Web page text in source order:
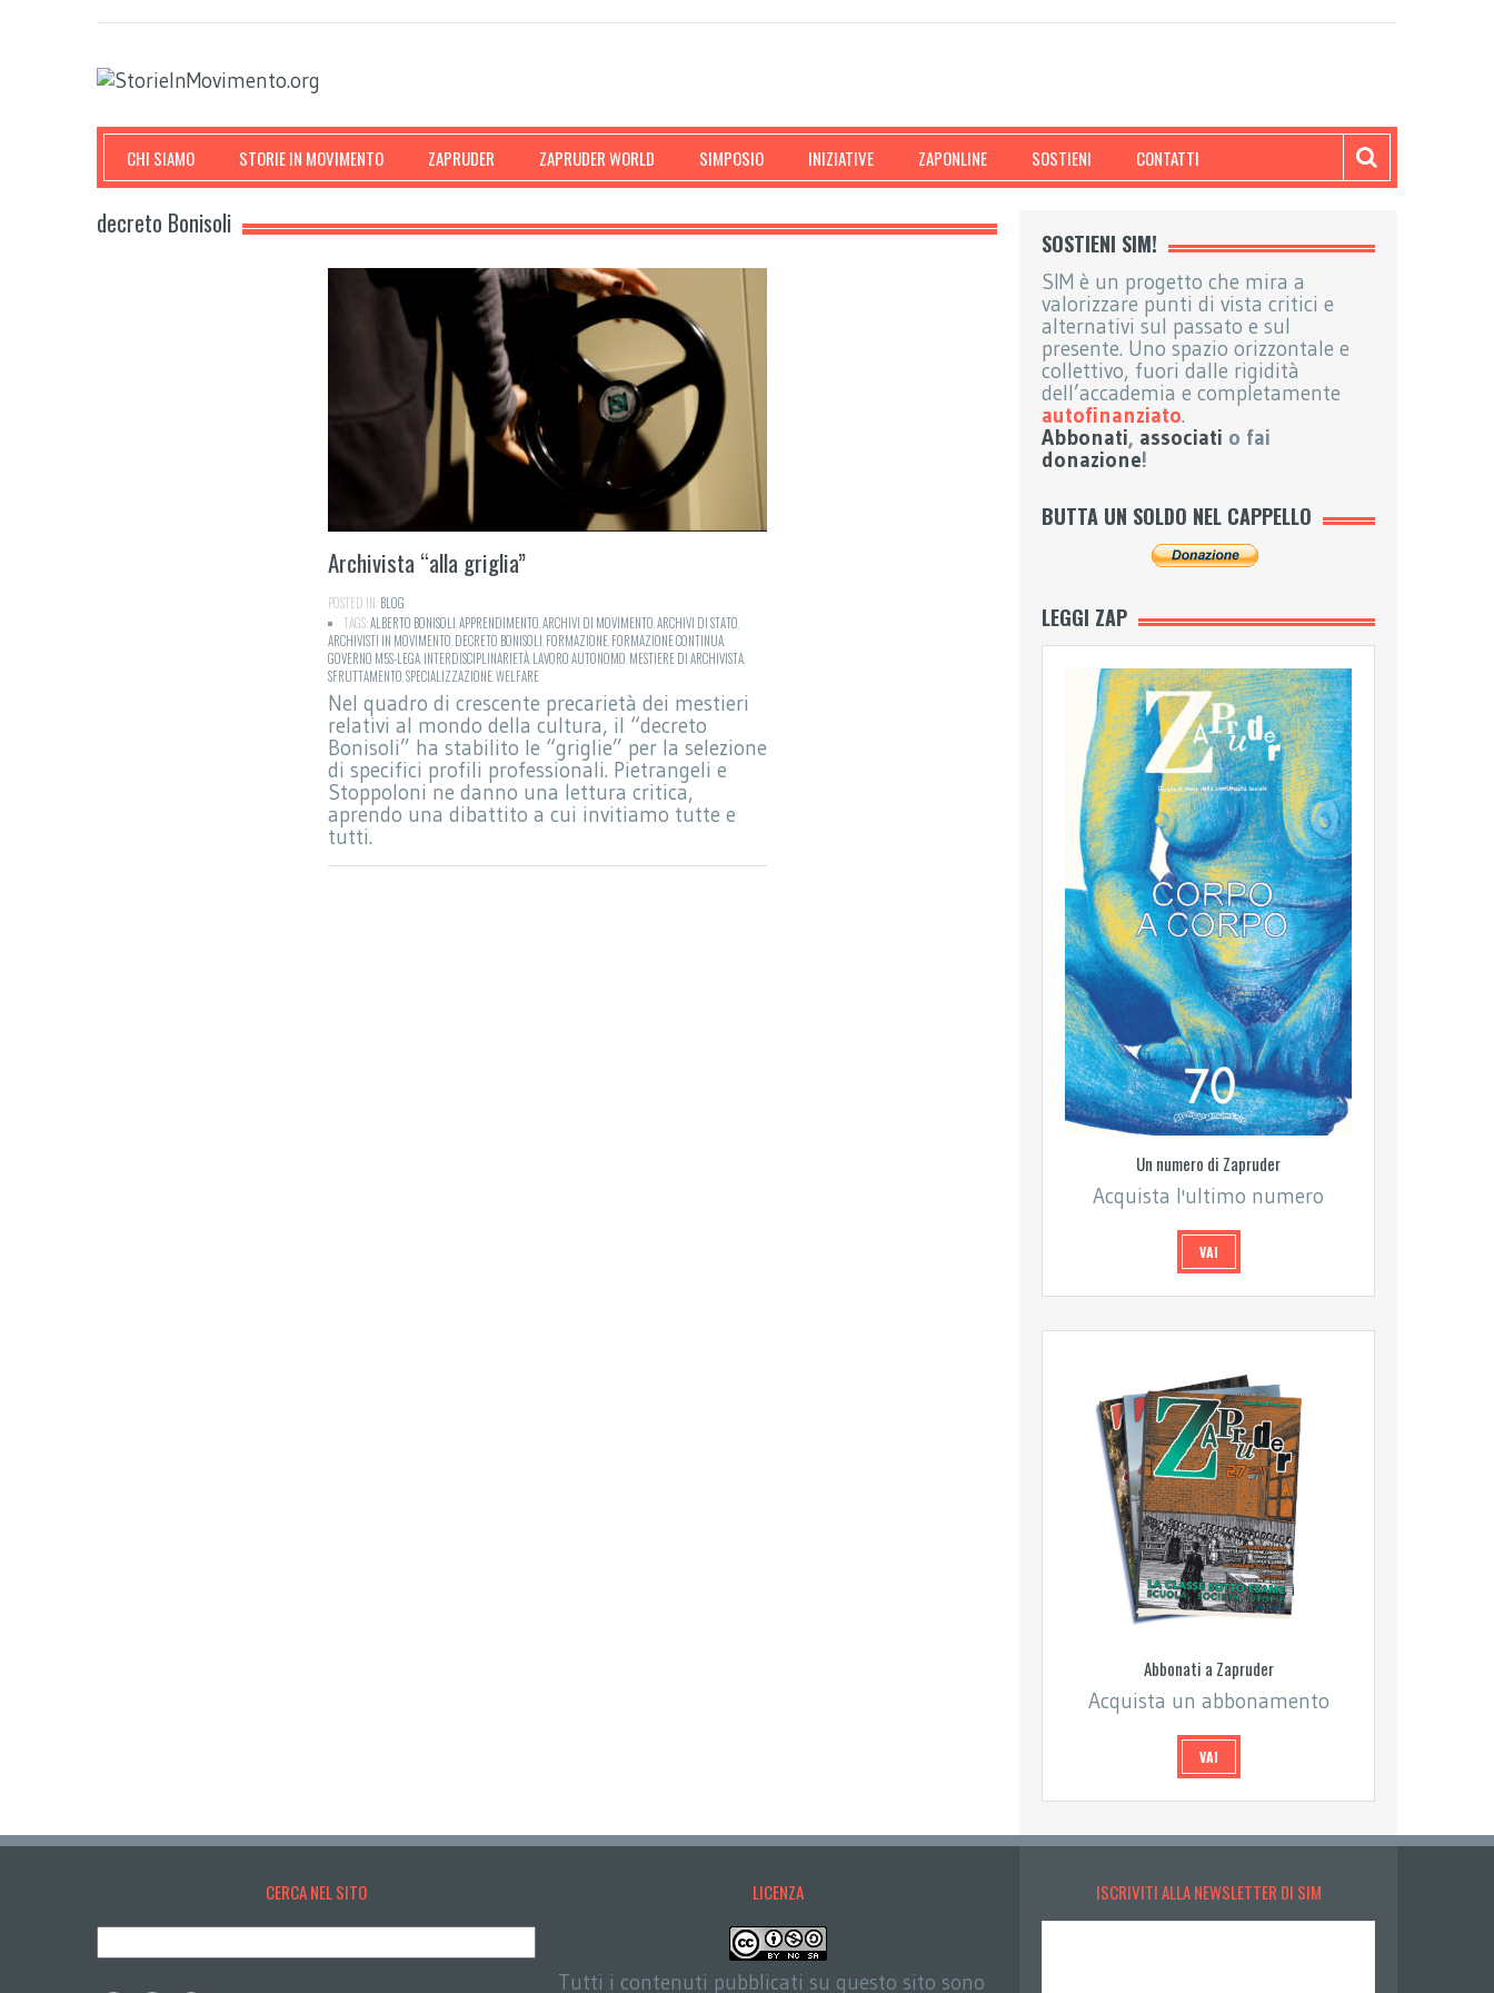
CHI SIAMO STORIE IN MOVIMENTO ZAPRUDER ZAPRUDER WORLD SIMPOSIO INIZIATIVE ZAPONLINE SOSTIENI CONTATTI
decreto Bonisoli
Archivista “alla griglia”
POSTED IN:BLOG
TAGS:ALBERTO BONISOLI APPRENDIMENTO ARCHIVI DI MOVIMENTO ARCHIVI DI STATO
ARCHIVISTI IN MOVIMENTO DECRETO BONISOLI FORMAZIONE, FORMAZIONE CONTINUA,
GOVERNO M5S-LEGA, INTERDISCIPLINARIETÀ, LAVORO AUTONOMO MESTIERE DI ARCHIVISTA,
SFRUTTAMENTO SPECIALIZZAZIONE,WELFARE
Nel quadro di crescente precarietà dei mestieri
relativi al mondo della cultura, il “decreto
Bonisoli” ha stabilito le “griglie” per la selezione
di specifici profili professionali. Pietrangeli e
Stoppoloni ne danno una lettura critica,
aprendo una dibattito a cui invitiamo tutte e
tutti.
SOSTIENI SIM!
SIM è un progetto che mira a
valorizzare punti di vista critici e
alternativi sul passato e sul
presente. Uno spazio orizzontale e
collettivo, fuori dalle rigidità
dell’accademia e completamente
autofinanziato.
Abbonati, associati o fai
donazione!
BUTTA UN SOLDO NEL CAPPELLO
LEGGI ZAP
Un numero di Zapruder
Acquista l'ultimo numero
VAI
Abbonati a Zapruder
Acquista un abbonamento
VAI
CERCA NEL SITO LICENZA
Tutti i contenuti pubblicati su questo sito sono
ISCRIVITI ALLA NEWSLETTER DI SIM